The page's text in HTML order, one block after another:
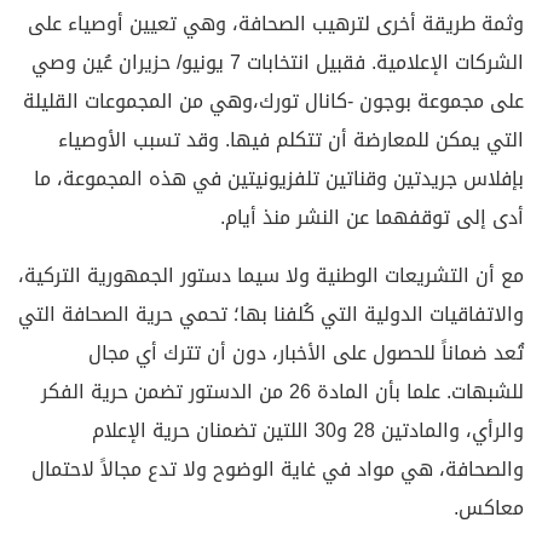
وثمة طريقة أخرى لترهيب الصحافة، وهي تعيين أوصياء على
الشركات الإعلامية. فقبيل انتخابات 7 يونيو/ حزيران عُين وصي
على مجموعة بوجون -كانال تورك،وهي من المجموعات القليلة
التي يمكن للمعارضة أن تتكلم فيها. وقد تسبب الأوصياء
بإفلاس جريدتين وقناتين تلفزيونيتين في هذه المجموعة، ما
أدى إلى توقفهما عن النشر منذ أيام.
مع أن التشريعات الوطنية ولا سيما دستور الجمهورية التركية،
والاتفاقيات الدولية التي كُلفنا بها؛ تحمي حرية الصحافة التي
تُعد ضماناً للحصول على الأخبار، دون أن تترك أي مجال
للشبهات. علما بأن المادة 26 من الدستور تضمن حرية الفكر
والرأي، والمادتين 28 و30 اللتين تضمنان حرية الإعلام
والصحافة، هي مواد في غاية الوضوح ولا تدع مجالاً لاحتمال
معاكس.